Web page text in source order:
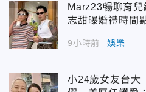
Marz23暢聊育
志甜曝婚禮時間
9小時前 娛樂
小24歲女友台大